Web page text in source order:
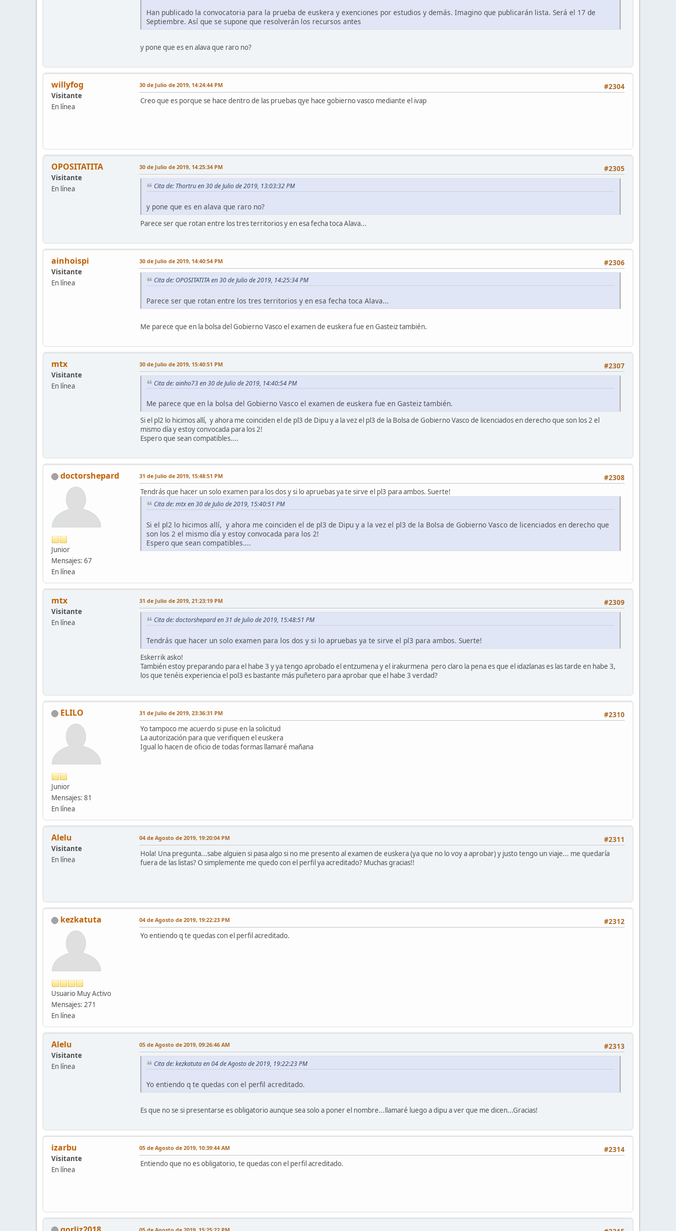
Han publicado la convocatoria para la prueba de euskera y exenciones por estudios y demás. Imagino que publicarán lista. Será el 17 de
Septiembre. Así que se supone que resolverán los recursos antes
y pone que es en alava que raro no?
willyfog
Visitante
En línea
#2304
30 de Julio de 2019, 14:24:44 PM
Creo que es porque se hace dentro de las pruebas qye hace gobierno vasco mediante el ivap
OPOSITATITA
Visitante
En línea
#2305
30 de Julio de 2019, 14:25:34 PM
Cita de: Thortru en 30 de Julio de 2019, 13:03:32 PM
y pone que es en alava que raro no?
Parece ser que rotan entre los tres territorios y en esa fecha toca Alava...
ainhoispi
Visitante
En línea
#2306
30 de Julio de 2019, 14:40:54 PM
Cita de: OPOSITATITA en 30 de Julio de 2019, 14:25:34 PM
Parece ser que rotan entre los tres territorios y en esa fecha toca Alava...
Me parece que en la bolsa del Gobierno Vasco el examen de euskera fue en Gasteiz también.
mtx
Visitante
En línea
#2307
30 de Julio de 2019, 15:40:51 PM
Cita de: ainho73 en 30 de Julio de 2019, 14:40:54 PM
Me parece que en la bolsa del Gobierno Vasco el examen de euskera fue en Gasteiz también.
Si el pl2 lo hicimos allí, y ahora me coinciden el de pl3 de Dipu y a la vez el pl3 de la Bolsa de Gobierno Vasco de licenciados en derecho que son los 2 el
mismo día y estoy convocada para los 2!
Espero que sean compatibles....
doctorshepard
Junior
Mensajes: 67
En línea
#2308
31 de Julio de 2019, 15:48:51 PM
Tendrás que hacer un solo examen para los dos y si lo apruebas ya te sirve el pl3 para ambos. Suerte!
Cita de: mtx en 30 de Julio de 2019, 15:40:51 PM
Si el pl2 lo hicimos allí, y ahora me coinciden el de pl3 de Dipu y a la vez el pl3 de la Bolsa de Gobierno Vasco de licenciados en derecho que
son los 2 el mismo día y estoy convocada para los 2!
Espero que sean compatibles....
mtx
Visitante
En línea
#2309
31 de Julio de 2019, 21:23:19 PM
Cita de: doctorshepard en 31 de Julio de 2019, 15:48:51 PM
Tendrás que hacer un solo examen para los dos y si lo apruebas ya te sirve el pl3 para ambos. Suerte!
Eskerrik asko!
También estoy preparando para el habe 3 y ya tengo aprobado el entzumena y el irakurmena pero claro la pena es que el idazlanas es las tarde en habe 3,
los que tenéis experiencia el pol3 es bastante más puñetero para aprobar que el habe 3 verdad?
ELILO
Junior
Mensajes: 81
En línea
#2310
31 de Julio de 2019, 23:36:31 PM
Yo tampoco me acuerdo si puse en la solicitud
La autorización para que verifiquen el euskera
Igual lo hacen de oficio de todas formas llamaré mañana
Alelu
Visitante
En línea
#2311
04 de Agosto de 2019, 19:20:04 PM
Hola! Una pregunta...sabe alguien si pasa algo si no me presento al examen de euskera (ya que no lo voy a aprobar) y justo tengo un viaje... me quedaría
fuera de las listas? O simplemente me quedo con el perfil ya acreditado? Muchas gracias!!
kezkatuta
Usuario Muy Activo
Mensajes: 271
En línea
#2312
04 de Agosto de 2019, 19:22:23 PM
Yo entiendo q te quedas con el perfil acreditado.
Alelu
Visitante
En línea
#2313
05 de Agosto de 2019, 09:26:46 AM
Cita de: kezkatuta en 04 de Agosto de 2019, 19:22:23 PM
Yo entiendo q te quedas con el perfil acreditado.
Es que no se si presentarse es obligatorio aunque sea solo a poner el nombre...llamaré luego a dipu a ver que me dicen...Gracias!
izarbu
Visitante
En línea
#2314
05 de Agosto de 2019, 10:39:44 AM
Entiendo que no es obligatorio, te quedas con el perfil acreditado.